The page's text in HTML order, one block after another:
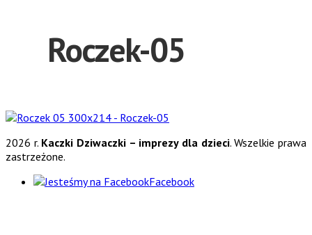
Roczek-05
2026 r. Kaczki Dziwaczki – imprezy dla dzieci. Wszelkie prawa
zastrzeżone.
Facebook